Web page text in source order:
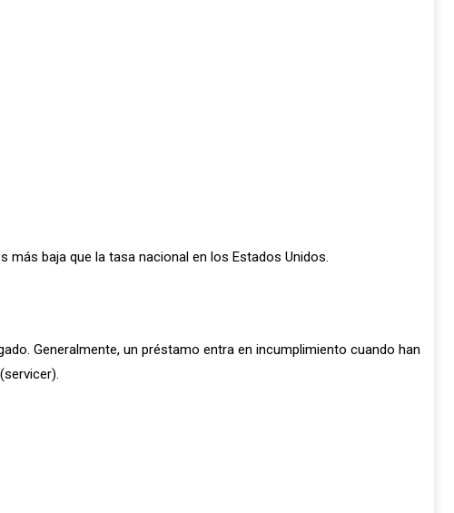
baja que la tasa nacional en los Estados Unidos.
Generalmente, un préstamo entra en incumplimiento cuando han